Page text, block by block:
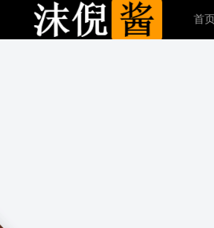
首页